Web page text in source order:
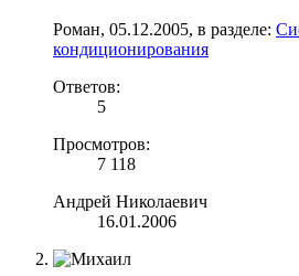
Роман, 05.12.2005, в разделе:
кондиционирования
Ответов:
5
Просмотров:
7 118
Андрей Николаевич
16.01.2006